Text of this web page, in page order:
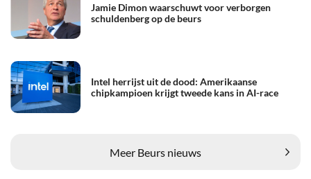
Jamie Dimon waarschuwt voor verborgen
schuldenberg op de beurs
Intel herrijst uit de dood: Amerikaanse
chipkampioen krijgt tweede kans in AI-race
Meer Beurs nieuws